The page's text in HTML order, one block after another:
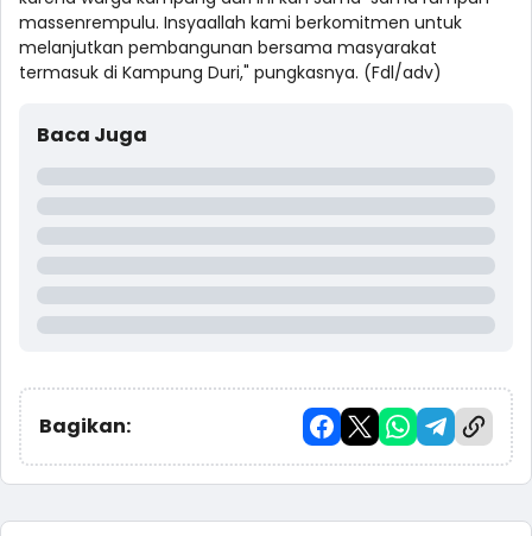
massenrempulu. Insyaallah kami berkomitmen untuk
melanjutkan pembangunan bersama masyarakat
termasuk di Kampung Duri," pungkasnya. (Fdl/adv)
Baca Juga
Bagikan: